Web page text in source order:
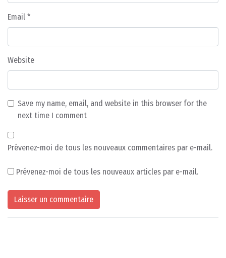
Email *
Website
Save my name, email, and website in this browser for the
next time I comment
Prévenez-moi de tous les nouveaux commentaires par e-mail.
Prévenez-moi de tous les nouveaux articles par e-mail.